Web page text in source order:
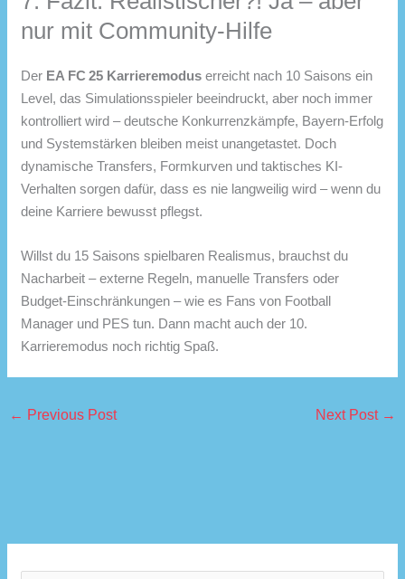
nur mit Community-Hilfe
Der EA FC 25 Karrieremodus erreicht nach 10 Saisons ein
Level, das Simulationsspieler beeindruckt, aber noch immer
kontrolliert wird – deutsche Konkurrenzkämpfe, Bayern-Erfolg
und Systemstärken bleiben meist unangetastet. Doch
dynamische Transfers, Formkurven und taktisches KI-
Verhalten sorgen dafür, dass es nie langweilig wird – wenn du
deine Karriere bewusst pflegst.
Willst du 15 Saisons spielbaren Realismus, brauchst du
Nacharbeit – externe Regeln, manuelle Transfers oder
Budget-Einschränkungen – wie es Fans von Football
Manager und PES tun. Dann macht auch der 10.
Karrieremodus noch richtig Spaß.
← Previous Post Next Post →